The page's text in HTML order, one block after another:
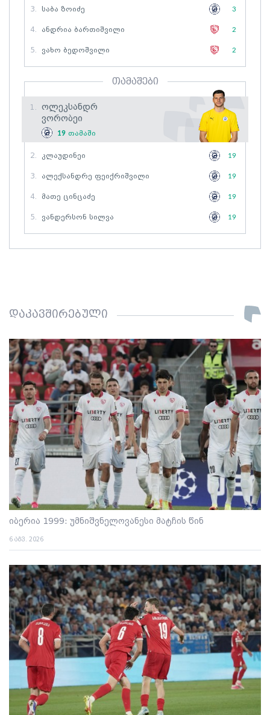
3. Საბა Ზოიძე 3
4. Ანდრია Ბართიშვილი 2
5. Ვახო Ბედოშვილი 2
თამაშები
1.
Ოლეკსანდრ
Ვორობეი
19 თამაში
2. Კლაუდინეი 19
3. Ალექსანდრე Ფეიქრიშვილი 19
4. Მათე Ცინცაძე 19
5. Ვანდერსონ Სილვა 19
დაკავშირებული
იბერია 1999: უმნიშვნელოვანესი მატჩის წინ
6 აგვ. 2026